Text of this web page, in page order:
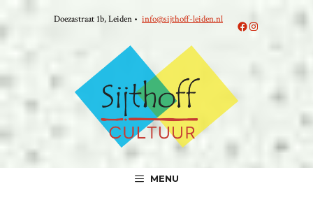
naar
de
Doezastraat 1b, Leiden • info@sijthoff-leiden.nl Facebook
Instagram
MENU